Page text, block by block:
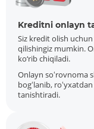
Kreditni onlayn
Siz kredit olish
qilishingiz mumkin.
ko‘rib chiqiladi.
Onlayn soʻrovnoma
bogʻlanib,
tanishtiradi.